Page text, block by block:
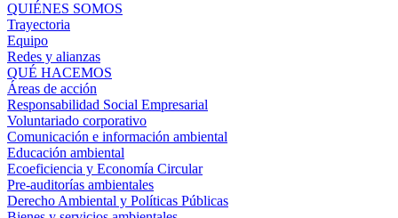
QUIÉNES SOMOS
Trayectoria
Equipo
Redes y alianzas
QUÉ HACEMOS
Áreas de acción
Responsabilidad Social Empresarial
Voluntariado corporativo
Comunicación e información ambiental
Educación ambiental
Ecoeficiencia y Economía Circular
Pre-auditorías ambientales
Derecho Ambiental y Políticas Públicas